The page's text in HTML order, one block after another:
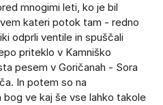
mnogimi leti, ko je bil
kateri potok tam - redno
odprli ventile in spuščali
priteklo v Kamniško
pesem v Goričanah - Sora
In potem so na
ve kaj še vse lahko takole